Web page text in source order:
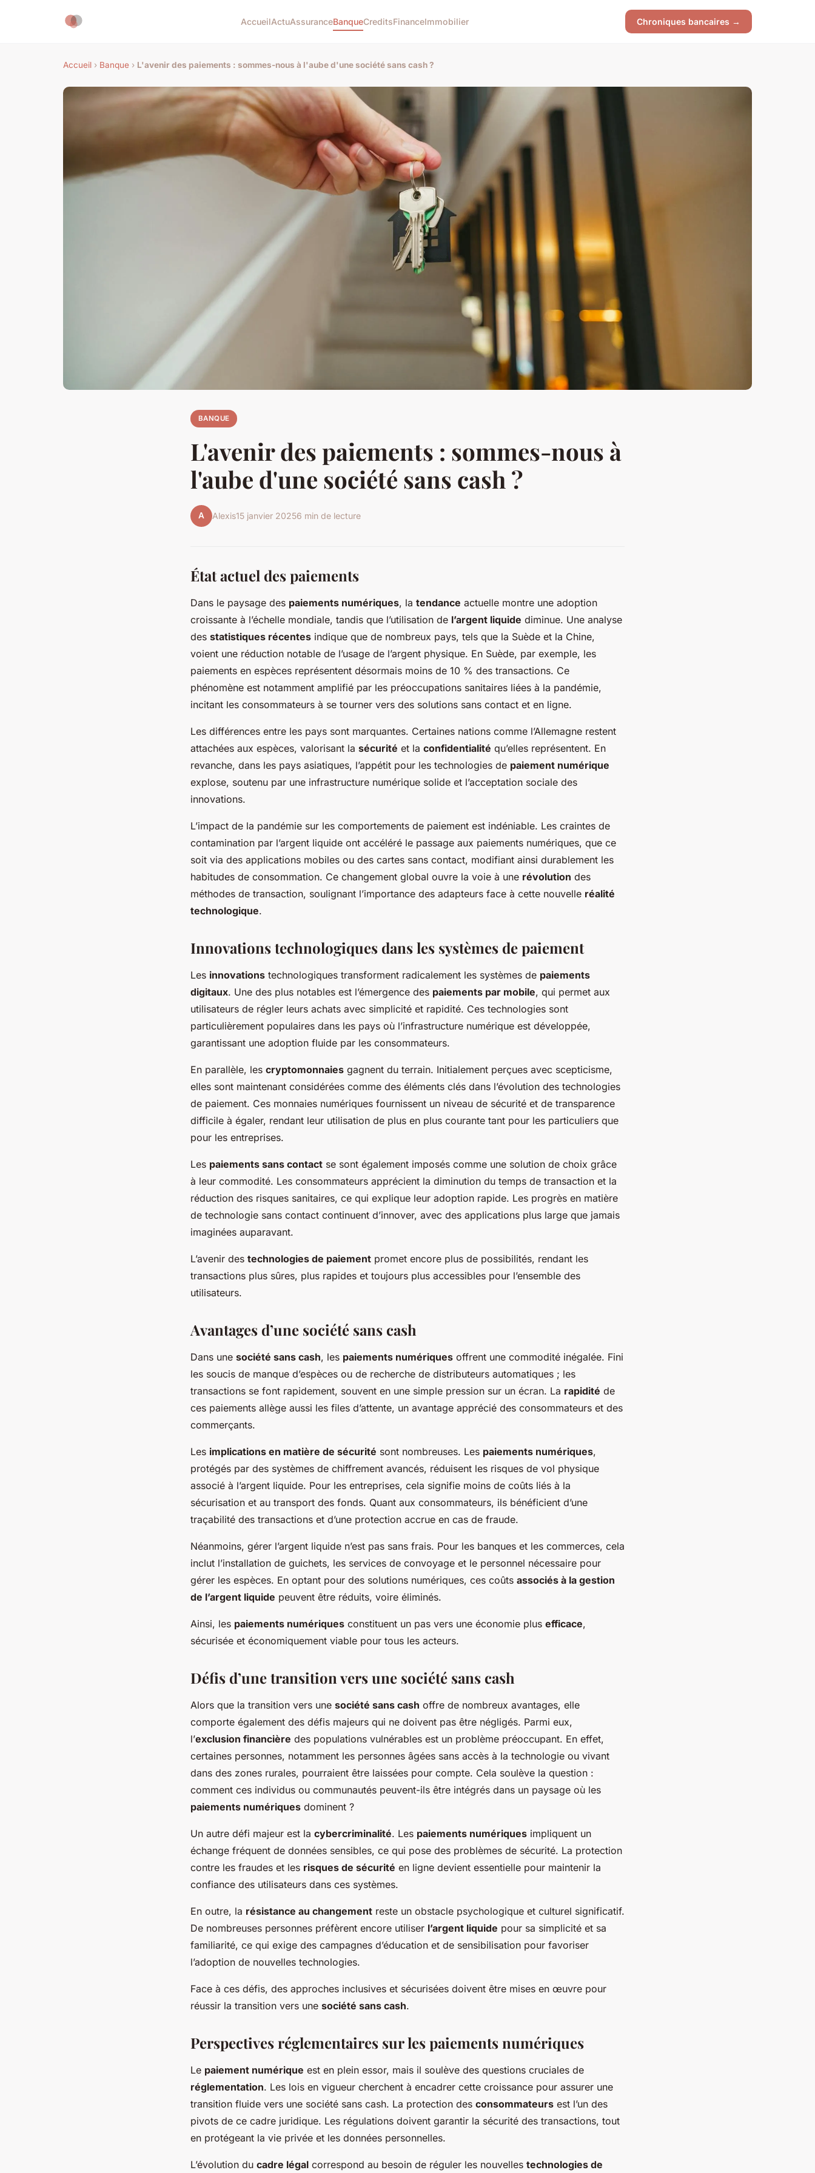
AccueilActuAssuranceBanqueCreditsFinanceImmobilier Chroniques bancaires →
Accueil › Banque › L'avenir des paiements : sommes-nous à l'aube d'une société sans cash ?
BANQUE
L'avenir des paiements : sommes-nous à
l'aube d'une société sans cash ?
A Alexis15 janvier 20256 min de lecture
État actuel des paiements
Dans le paysage des paiements numériques, la tendance actuelle montre une adoption
croissante à l’échelle mondiale, tandis que l’utilisation de l’argent liquide diminue. Une analyse
des statistiques récentes indique que de nombreux pays, tels que la Suède et la Chine,
voient une réduction notable de l’usage de l’argent physique. En Suède, par exemple, les
paiements en espèces représentent désormais moins de 10 % des transactions. Ce
phénomène est notamment amplifié par les préoccupations sanitaires liées à la pandémie,
incitant les consommateurs à se tourner vers des solutions sans contact et en ligne.
Les différences entre les pays sont marquantes. Certaines nations comme l’Allemagne restent
attachées aux espèces, valorisant la sécurité et la confidentialité qu’elles représentent. En
revanche, dans les pays asiatiques, l’appétit pour les technologies de paiement numérique
explose, soutenu par une infrastructure numérique solide et l’acceptation sociale des
innovations.
L’impact de la pandémie sur les comportements de paiement est indéniable. Les craintes de
contamination par l’argent liquide ont accéléré le passage aux paiements numériques, que ce
soit via des applications mobiles ou des cartes sans contact, modifiant ainsi durablement les
habitudes de consommation. Ce changement global ouvre la voie à une révolution des
méthodes de transaction, soulignant l’importance des adapteurs face à cette nouvelle réalité
technologique.
Innovations technologiques dans les systèmes de paiement
Les innovations technologiques transforment radicalement les systèmes de paiements
digitaux. Une des plus notables est l’émergence des paiements par mobile, qui permet aux
utilisateurs de régler leurs achats avec simplicité et rapidité. Ces technologies sont
particulièrement populaires dans les pays où l’infrastructure numérique est développée,
garantissant une adoption fluide par les consommateurs.
En parallèle, les cryptomonnaies gagnent du terrain. Initialement perçues avec scepticisme,
elles sont maintenant considérées comme des éléments clés dans l’évolution des technologies
de paiement. Ces monnaies numériques fournissent un niveau de sécurité et de transparence
difficile à égaler, rendant leur utilisation de plus en plus courante tant pour les particuliers que
pour les entreprises.
Les paiements sans contact se sont également imposés comme une solution de choix grâce
à leur commodité. Les consommateurs apprécient la diminution du temps de transaction et la
réduction des risques sanitaires, ce qui explique leur adoption rapide. Les progrès en matière
de technologie sans contact continuent d’innover, avec des applications plus large que jamais
imaginées auparavant.
L’avenir des technologies de paiement promet encore plus de possibilités, rendant les
transactions plus sûres, plus rapides et toujours plus accessibles pour l’ensemble des
utilisateurs.
Avantages d’une société sans cash
Dans une société sans cash, les paiements numériques offrent une commodité inégalée. Fini
les soucis de manque d’espèces ou de recherche de distributeurs automatiques ; les
transactions se font rapidement, souvent en une simple pression sur un écran. La rapidité de
ces paiements allège aussi les files d’attente, un avantage apprécié des consommateurs et des
commerçants.
Les implications en matière de sécurité sont nombreuses. Les paiements numériques,
protégés par des systèmes de chiffrement avancés, réduisent les risques de vol physique
associé à l’argent liquide. Pour les entreprises, cela signifie moins de coûts liés à la
sécurisation et au transport des fonds. Quant aux consommateurs, ils bénéficient d’une
traçabilité des transactions et d’une protection accrue en cas de fraude.
Néanmoins, gérer l’argent liquide n’est pas sans frais. Pour les banques et les commerces, cela
inclut l’installation de guichets, les services de convoyage et le personnel nécessaire pour
gérer les espèces. En optant pour des solutions numériques, ces coûts associés à la gestion
de l’argent liquide peuvent être réduits, voire éliminés.
Ainsi, les paiements numériques constituent un pas vers une économie plus efficace,
sécurisée et économiquement viable pour tous les acteurs.
Défis d’une transition vers une société sans cash
Alors que la transition vers une société sans cash offre de nombreux avantages, elle
comporte également des défis majeurs qui ne doivent pas être négligés. Parmi eux,
l’exclusion financière des populations vulnérables est un problème préoccupant. En effet,
certaines personnes, notamment les personnes âgées sans accès à la technologie ou vivant
dans des zones rurales, pourraient être laissées pour compte. Cela soulève la question :
comment ces individus ou communautés peuvent-ils être intégrés dans un paysage où les
paiements numériques dominent ?
Un autre défi majeur est la cybercriminalité. Les paiements numériques impliquent un
échange fréquent de données sensibles, ce qui pose des problèmes de sécurité. La protection
contre les fraudes et les risques de sécurité en ligne devient essentielle pour maintenir la
confiance des utilisateurs dans ces systèmes.
En outre, la résistance au changement reste un obstacle psychologique et culturel significatif.
De nombreuses personnes préfèrent encore utiliser l’argent liquide pour sa simplicité et sa
familiarité, ce qui exige des campagnes d’éducation et de sensibilisation pour favoriser
l’adoption de nouvelles technologies.
Face à ces défis, des approches inclusives et sécurisées doivent être mises en œuvre pour
réussir la transition vers une société sans cash.
Perspectives réglementaires sur les paiements numériques
Le paiement numérique est en plein essor, mais il soulève des questions cruciales de
réglementation. Les lois en vigueur cherchent à encadrer cette croissance pour assurer une
transition fluide vers une société sans cash. La protection des consommateurs est l’un des
pivots de ce cadre juridique. Les régulations doivent garantir la sécurité des transactions, tout
en protégeant la vie privée et les données personnelles.
L’évolution du cadre légal correspond au besoin de réguler les nouvelles technologies de